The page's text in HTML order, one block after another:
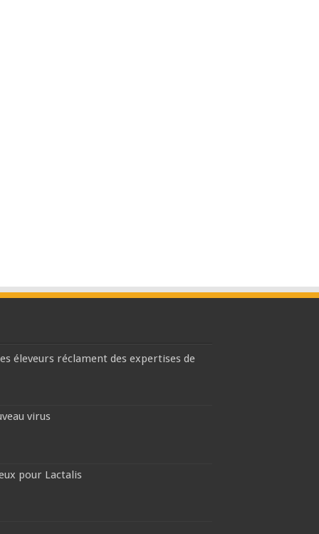
éleveurs réclament des expertises de
virus
pour Lactalis